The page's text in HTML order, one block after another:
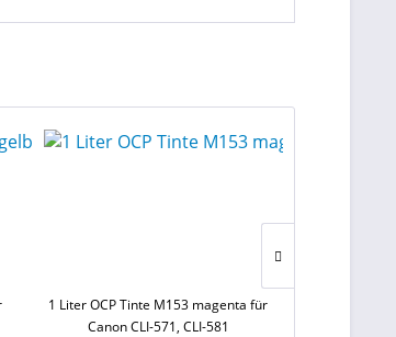
1 Liter OCP Tinte M153 magenta für
Canon CLI-571, CLI-581